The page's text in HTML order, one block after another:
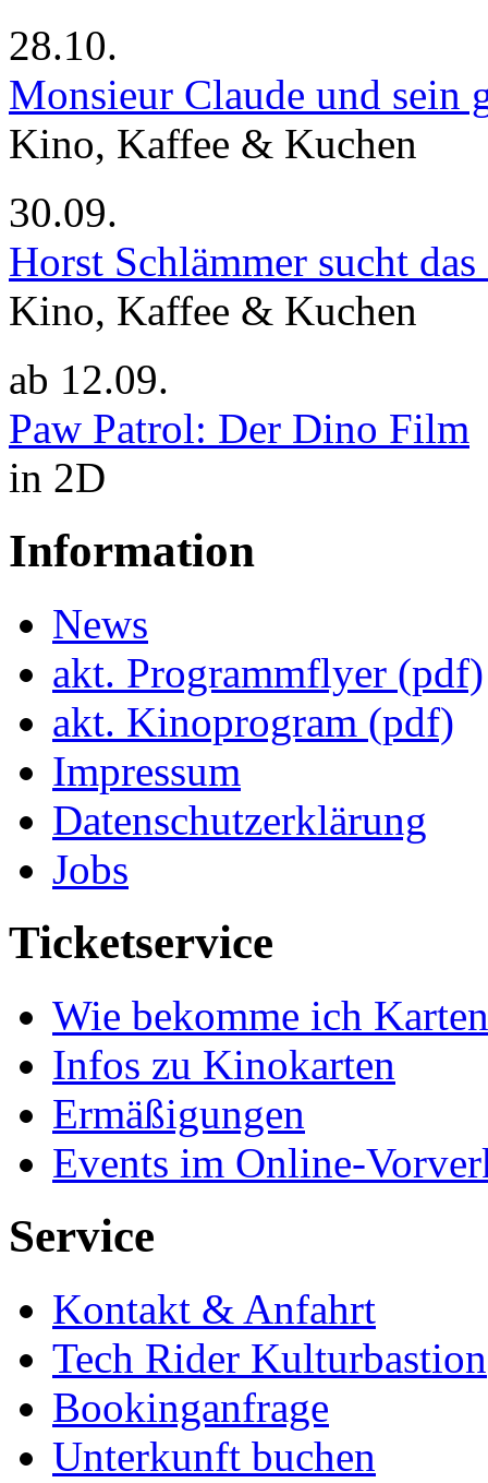
28.10.
Monsieur Claude und sein
Kino, Kaffee & Kuchen
30.09.
Horst Schlämmer sucht
Kino, Kaffee & Kuchen
ab 12.09.
Paw Patrol: Der Dino Film
in 2D
Information
News
akt. Programmflyer (pdf)
akt. Kinoprogram (pdf)
Impressum
Datenschutzerklärung
Jobs
Ticketservice
Wie bekomme ich
Infos zu Kinokarten
Ermäßigungen
Events im Online-
Service
Kontakt & Anfahrt
Tech Rider Kulturbastion
Bookinganfrage
Unterkunft buchen